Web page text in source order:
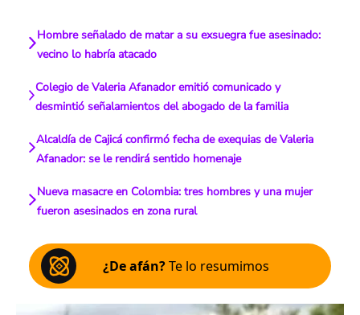
Hombre señalado de matar a su exsuegra fue asesinado:
vecino lo habría atacado
Colegio de Valeria Afanador emitió comunicado y
desmintió señalamientos del abogado de la familia
Alcaldía de Cajicá confirmó fecha de exequias de Valeria
Afanador: se le rendirá sentido homenaje
Nueva masacre en Colombia: tres hombres y una mujer
fueron asesinados en zona rural
¿De afán?Te lo resumimos